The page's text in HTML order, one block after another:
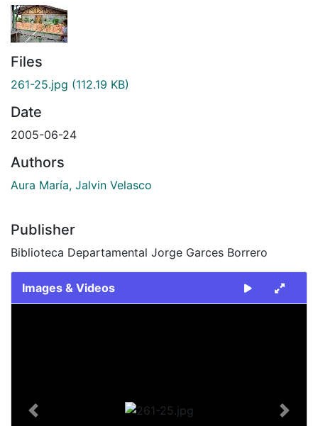
Files
261-25.jpg (112.19 KB)
Date
2005-06-24
Authors
Aura María, Jalvin Velasco
Publisher
Biblioteca Departamental Jorge Garces Borrero
Images & Videos
Previous Next